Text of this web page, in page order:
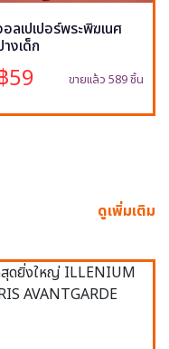
อลเปเปอร์พระพิฆเนศ
างเด็ก
59 ขายแล้ว 589 ชิ้น
ดูเพิ่มเติม